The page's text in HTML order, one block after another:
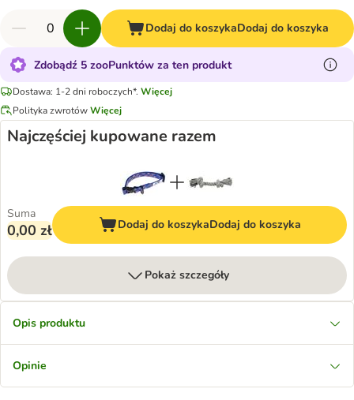
Dodaj do koszykaDodaj do koszyka
Zdobądź 5 zooPunktów za ten produkt
Dostawa: 1-2 dni roboczych*. Więcej
Polityka zwrotówWięcej
Najczęściej kupowane razem
Suma
0,00 zł Dodaj do koszykaDodaj do koszyka
Pokaż szczegóły
Opis produktu
Opinie